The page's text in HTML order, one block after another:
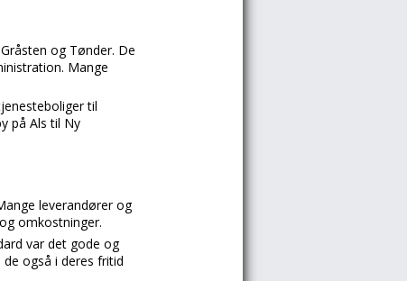
og Tønder. De
Mange
til
på Als til Ny
leverandører og
omkostninger.
var det gode og
også i deres fritid